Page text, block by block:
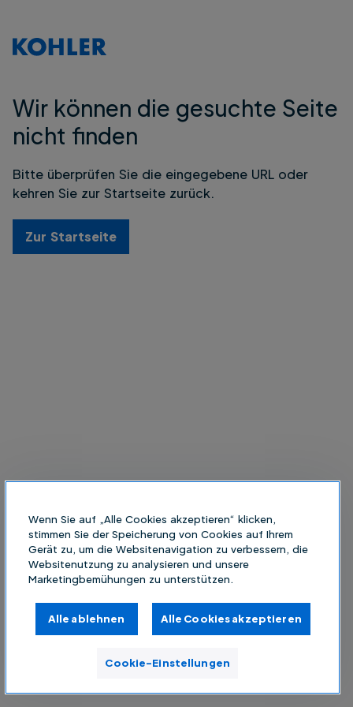
Wir können die gesuchte Seite
nicht finden
Bitte überprüfen Sie die eingegebene URL oder
kehren Sie zur Startseite zurück.
Zur Startseite
Wenn Sie auf „Alle Cookies akzeptieren“ klicken,
stimmen Sie der Speicherung von Cookies auf Ihrem
Gerät zu, um die Websitenavigation zu verbessern, die
Websitenutzung zu analysieren und unsere
Marketingbemühungen zu unterstützen.
Alle ablehnen Alle Cookies akzeptieren
Cookie-Einstellungen